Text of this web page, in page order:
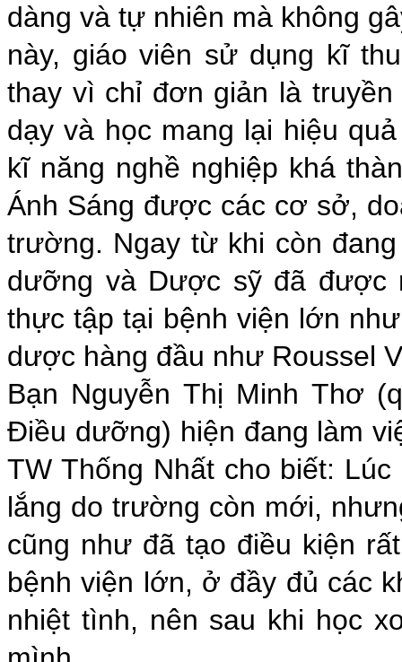
dàng và tự nhiên mà không
này, giáo viên sử dụng kĩ
thay vì chỉ đơn giản là
dạy và học mang lại hiệu
kĩ năng nghề nghiệp khá
Ánh Sáng được các cơ sở,
trường. Ngay từ khi còn
dưỡng và Dược sỹ đã được
thực tập tại bệnh viện lớn
dược hàng đầu như Roussel
Bạn Nguyễn Thị Minh Thơ
Điều dưỡng) hiện đang làm
TW Thống Nhất cho biết:
lắng do trường còn mới,
cũng như đã tạo điều kiện
bệnh viện lớn, ở đầy đủ các
nhiệt tình, nên sau khi học